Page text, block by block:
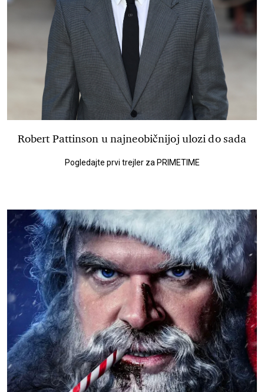
Robert Pattinson u najneobičnijoj ulozi do sada
Pogledajte prvi trejler za PRIMETIME